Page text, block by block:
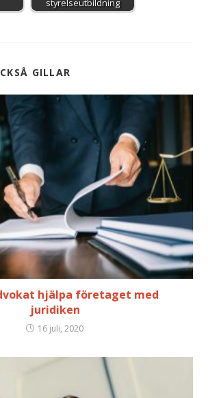
styrelseutbildning
GILLAR
hjälpa företaget med
juridiken
16 juli, 2020